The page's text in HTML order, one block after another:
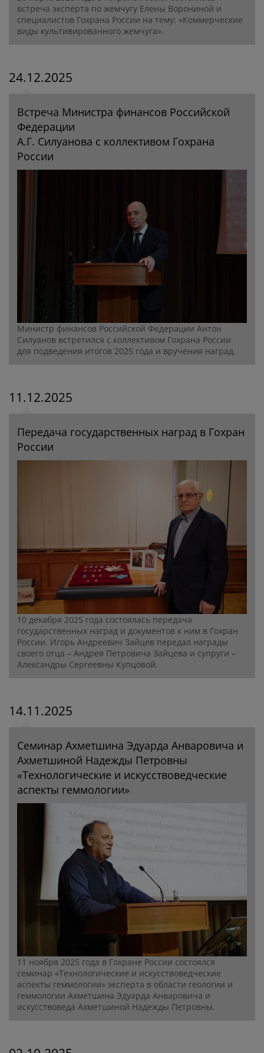
встреча эксперта по жемчугу Елены Ворониной и
специалистов Гохрана России на тему: «Коммерческие
виды культивированного жемчуга».
24.12.2025
Встреча Министра финансов Российской
Федерации
А.Г. Силуанова с коллективом Гохрана
России
Министр финансов Российской Федерации Антон
Силуанов встретился с коллективом Гохрана России
для подведения итогов 2025 года и вручения наград.
11.12.2025
Передача государственных наград в Гохран
России
10 декабря 2025 года состоялась передача
государственных наград и документов к ним в Гохран
России. Игорь Андреевич Зайцев передал награды
своего отца – Андрея Петровича Зайцева и супруги –
Александры Сергеевны Купцовой.
14.11.2025
Семинар Ахметшина Эдуарда Анваровича и
Ахметшиной Надежды Петровны
«Технологические и искусствоведческие
аспекты геммологии»
11 ноября 2025 года в Гохране России состоялся
семинар «Технологические и искусствоведческие
аспекты геммологии» эксперта в области геологии и
геммологии Ахметшина Эдуарда Анваровича и
искусствоведа Ахметшиной Надежды Петровны.